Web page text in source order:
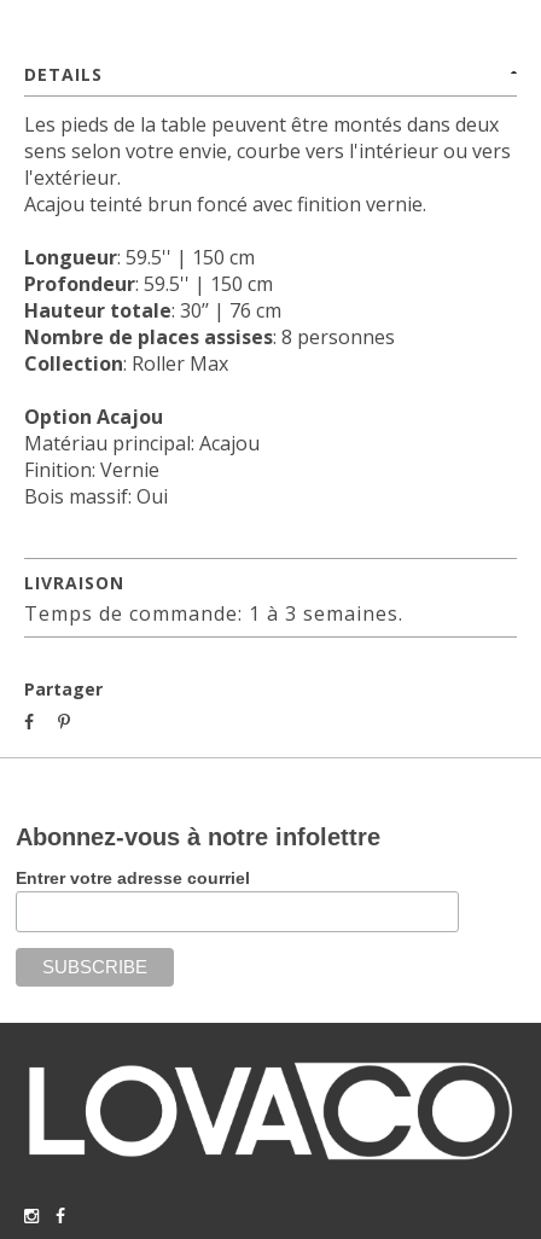
DETAILS
Les pieds de la table peuvent être montés dans deux
sens selon votre envie, courbe vers l'intérieur ou vers
l'extérieur.
Acajou teinté brun foncé avec finition vernie.
Longueur: 59.5'' | 150 cm
Profondeur: 59.5'' | 150 cm
Hauteur totale: 30’’ | 76 cm
Nombre de places assises: 8 personnes
Collection: Roller Max
Option Acajou
Matériau principal: Acajou
Finition: Vernie
Bois massif: Oui
LIVRAISON
Temps de commande: 1 à 3 semaines.
Partager
Abonnez-vous à notre infolettre
Entrer votre adresse courriel